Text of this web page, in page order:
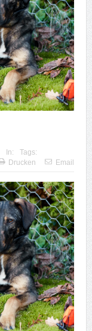
In:
Tags:
Drucken
Email